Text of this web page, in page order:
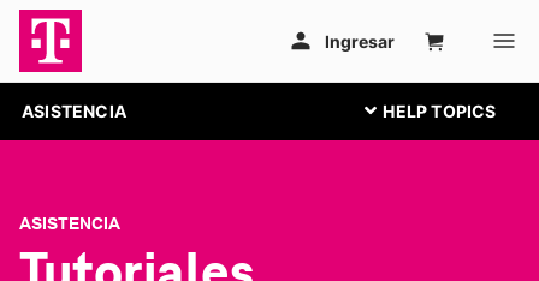
ASISTENCIA
ASISTENCIA